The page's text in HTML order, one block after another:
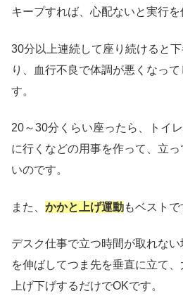
キープすれば、心配ないと実行を
30分以上連続して座り続けると
り、血行不良で体調が悪くなっ
す。
20～30分くらい座ったら、トイ
に行くなどの用事を作って、立
いのです。
また、 かかと上げ運動もベストで
デスク仕事で立つ時間が取れな
を伸ばしてつま先を垂直に立て
上げ下げするだけでOKです。